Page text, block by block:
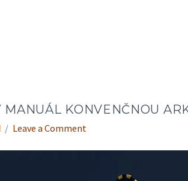
KONVENČNOU
Leave a Comment